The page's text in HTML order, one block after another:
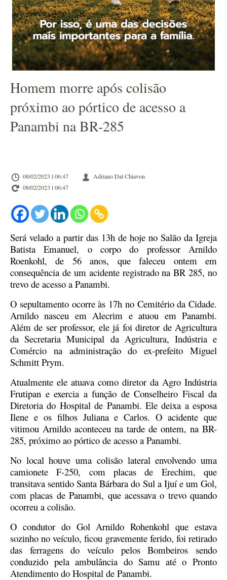
Homem morre após colisão
próximo ao pórtico de acesso a
Panambi na BR-285
08/02/2023 l 06:47
Adriano Dal Chiavon
08/02/2023 l 06:47
Será velado a partir das 13h de hoje no Salão da Igreja
Batista Emanuel, o corpo do professor Arnildo
Roenkohl, de 56 anos, que faleceu ontem em
consequência de um acidente registrado na BR 285, no
trevo de acesso a Panambi.
O sepultamento ocorre às 17h no Cemitério da Cidade.
Arnildo nasceu em Alecrim e atuou em Panambi.
Além de ser professor, ele já foi diretor de Agricultura
da Secretaria Municipal da Agricultura, Indústria e
Comércio na administração do ex-prefeito Miguel
Schmitt Prym.
Atualmente ele atuava como diretor da Agro Indústria
Frutipan e exercia a função de Conselheiro Fiscal da
Diretoria do Hospital de Panambi. Ele deixa a esposa
Ilene e os filhos Juliana e Carlos. O acidente que
vitimou Arnildo aconteceu na tarde de ontem, na BR-
285, próximo ao pórtico de acesso a Panambi.
No local houve uma colisão lateral envolvendo uma
camionete F-250, com placas de Erechim, que
transitava sentido Santa Bárbara do Sul a Ijuí e um Gol,
com placas de Panambi, que acessava o trevo quando
ocorreu a colisão.
O condutor do Gol Arnildo Rohenkohl que estava
sozinho no veículo, ficou gravemente ferido, foi retirado
das ferragens do veículo pelos Bombeiros sendo
conduzido pela ambulância do Samu até o Pronto
Atendimento do Hospital de Panambi.